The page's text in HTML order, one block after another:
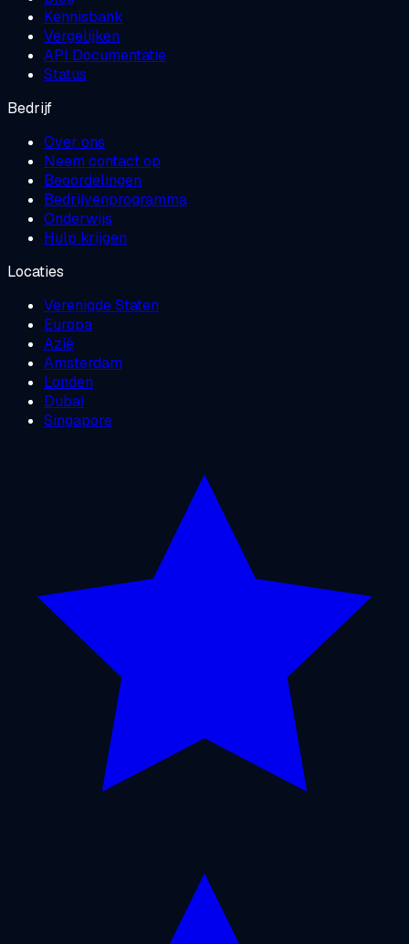
Kennisbank
Vergelijken
API Documentatie
Status
Bedrijf
Over ons
Neem contact op
Beoordelingen
Bedrijvenprogramma
Onderwijs
Hulp krijgen
Locaties
Verenigde Staten
Europa
Azië
Amsterdam
Londen
Dubai
Singapore